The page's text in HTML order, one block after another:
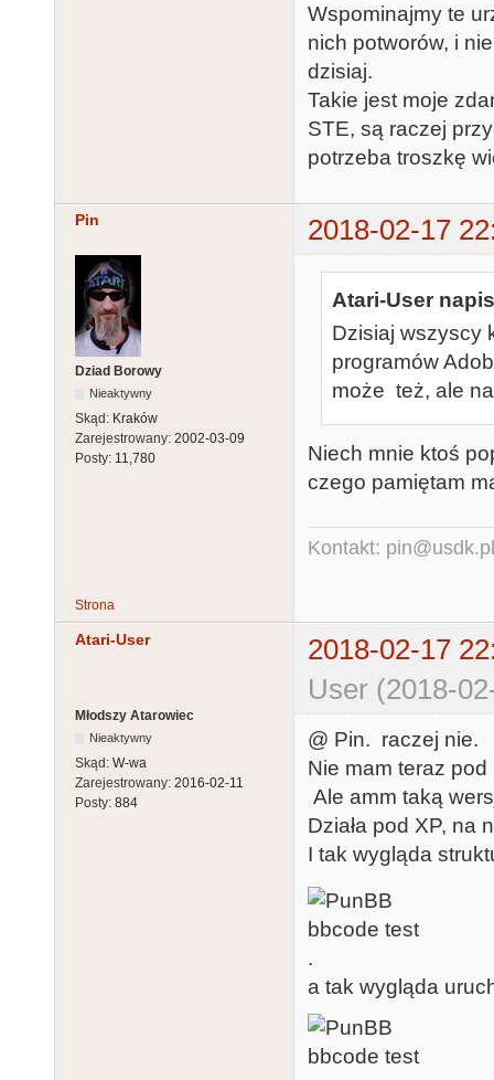
Wspominajmy te
nich potworów, i
dzisiaj.
Takie jest moje
STE, są raczej
potrzeba troszkę
Pin 2018-02-17
Dziad Borowy
Nieaktywny
Skąd: Kraków
Zarejestrowany: 2002-03-09
Posty: 11,780
Atari-User
Dzisiaj wszyscy
programów
może też, ale
Niech mnie ktoś
czego pamiętam
Kontakt: pin@usdk.pl
Strona
Atari-User
2018-02-17
User (2018-
Młodszy Atarowiec
Nieaktywny
Skąd: W-wa
Zarejestrowany: 2016-02-11
Posty: 884
@ Pin. raczej nie.
Nie mam teraz
Ale amm taką
Działa pod XP, na
I tak wygląda
.
a tak wygląda